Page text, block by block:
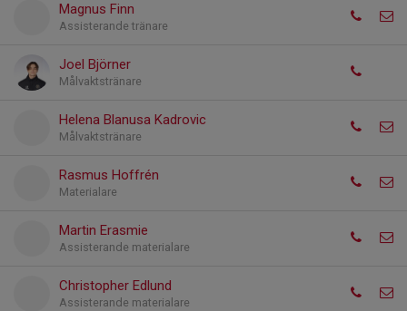
Magnus Finn
Assisterande tränare
Joel Björner
Målvaktstränare
Helena Blanusa Kadrovic
Målvaktstränare
Rasmus Hoffrén
Materialare
Martin Erasmie
Assisterande materialare
Christopher Edlund
Assisterande materialare